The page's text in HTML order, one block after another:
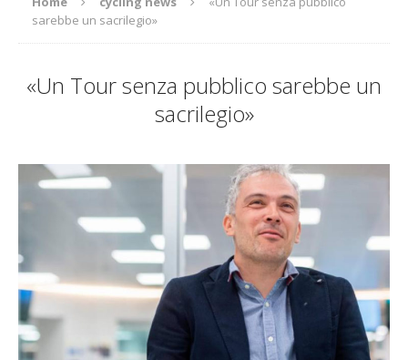
sarebbe un sacrilegio»
«Un Tour senza pubblico sarebbe un
sacrilegio»